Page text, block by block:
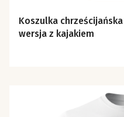
Koszulka chrześcijańska
wersja z kajakiem